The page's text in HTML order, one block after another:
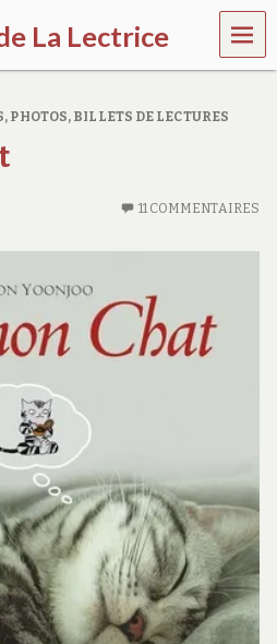
La Lectrice
MEN
U
, PHOTOS, BILLETS DE LECTURES
11 COMMENTAIRES